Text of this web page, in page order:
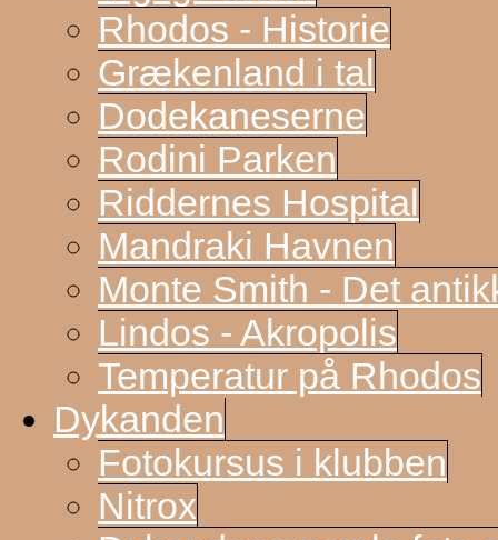
Rhodos - Historie
Grækenland i tal
Dodekaneserne
Rodini Parken
Riddernes Hospital
Mandraki Havnen
Monte Smith - Det
Lindos - Akropolis
Temperatur på Rhodos
Dykanden
Fotokursus i klubben
Nitrox